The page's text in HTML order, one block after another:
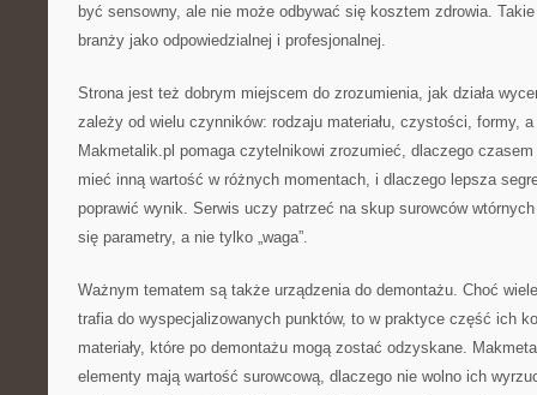
być sensowny, ale nie może odbywać się kosztem zdrowia.
branży jako odpowiedzialnej i profesjonalnej.
Strona jest też dobrym miejscem do zrozumienia, jak działa
zależy od wielu czynników: rodzaju materiału, czystości, formy,
Makmetalik.pl pomaga czytelnikowi zrozumieć, dlaczego
mieć inną wartość w różnych momentach, i dlaczego lepsza
poprawić wynik. Serwis uczy patrzeć na skup surowców
się parametry, a nie tylko „waga”.
Ważnym tematem są także urządzenia do demontażu. Choć
trafia do wyspecjalizowanych punktów, to w praktyce część ich
materiały, które po demontażu mogą zostać odzyskane.
elementy mają wartość surowcową, dlaczego nie wolno ich